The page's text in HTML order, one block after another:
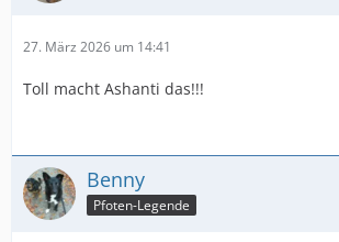
27. März 2026 um 14:41
Toll macht Ashanti das!!!
Benny
Pfoten-Legende